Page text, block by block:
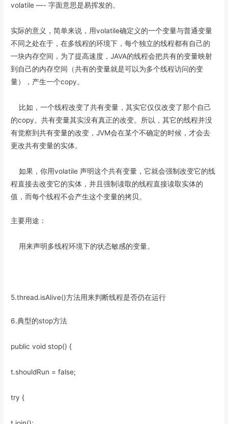
volatile —- 字面意思是易挥发的。
实际的意义，简单来说，用volatile确定义的一个变量与普通变量
不同之处在于，在多线程的环境下，每个独立的线程都有自己的
一块内存空间，为了提高速度，JAVA的线程会把共有的变量映射
到自己的内存空间（共有的变量就是可以为多个线程访问的变
量），产生一个copy。
比如，一个线程改变了共有变量，其实它仅仅改变了那个自己
的copy。共有变量其实没有真正的改变。所以，其它的线程并没
有觉察到共有变量的改变，JVM会在某个不确定的时候，才会去
更改共有变量的实体。
如果，你用volatile 声明这个共有变量，它就会强制改变它的线
程直接去改变它的实体，并且强制读取的线程直接读取实体的
值，而每个线程不会产生这个变量的拷贝。
主要用途：
用来声明多线程环境下的状态敏感的变量。
5.thread.isAlive()方法用来判断线程是否仍在运行
6.典型的stop方法
public void stop() {
t.shouldRun = false;
try {